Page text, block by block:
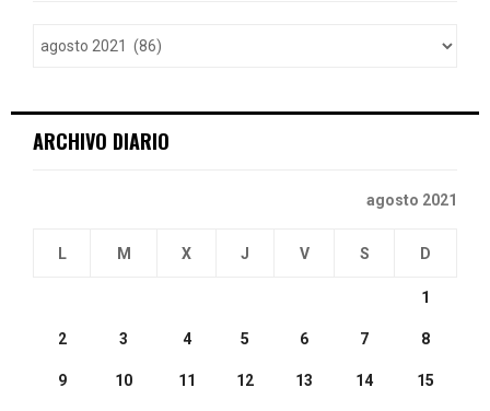
ARCHIVO DIARIO
agosto 2021
L M X J V S D
1
2 3 4 5 6 7 8
9 10 11 12 13 14 15